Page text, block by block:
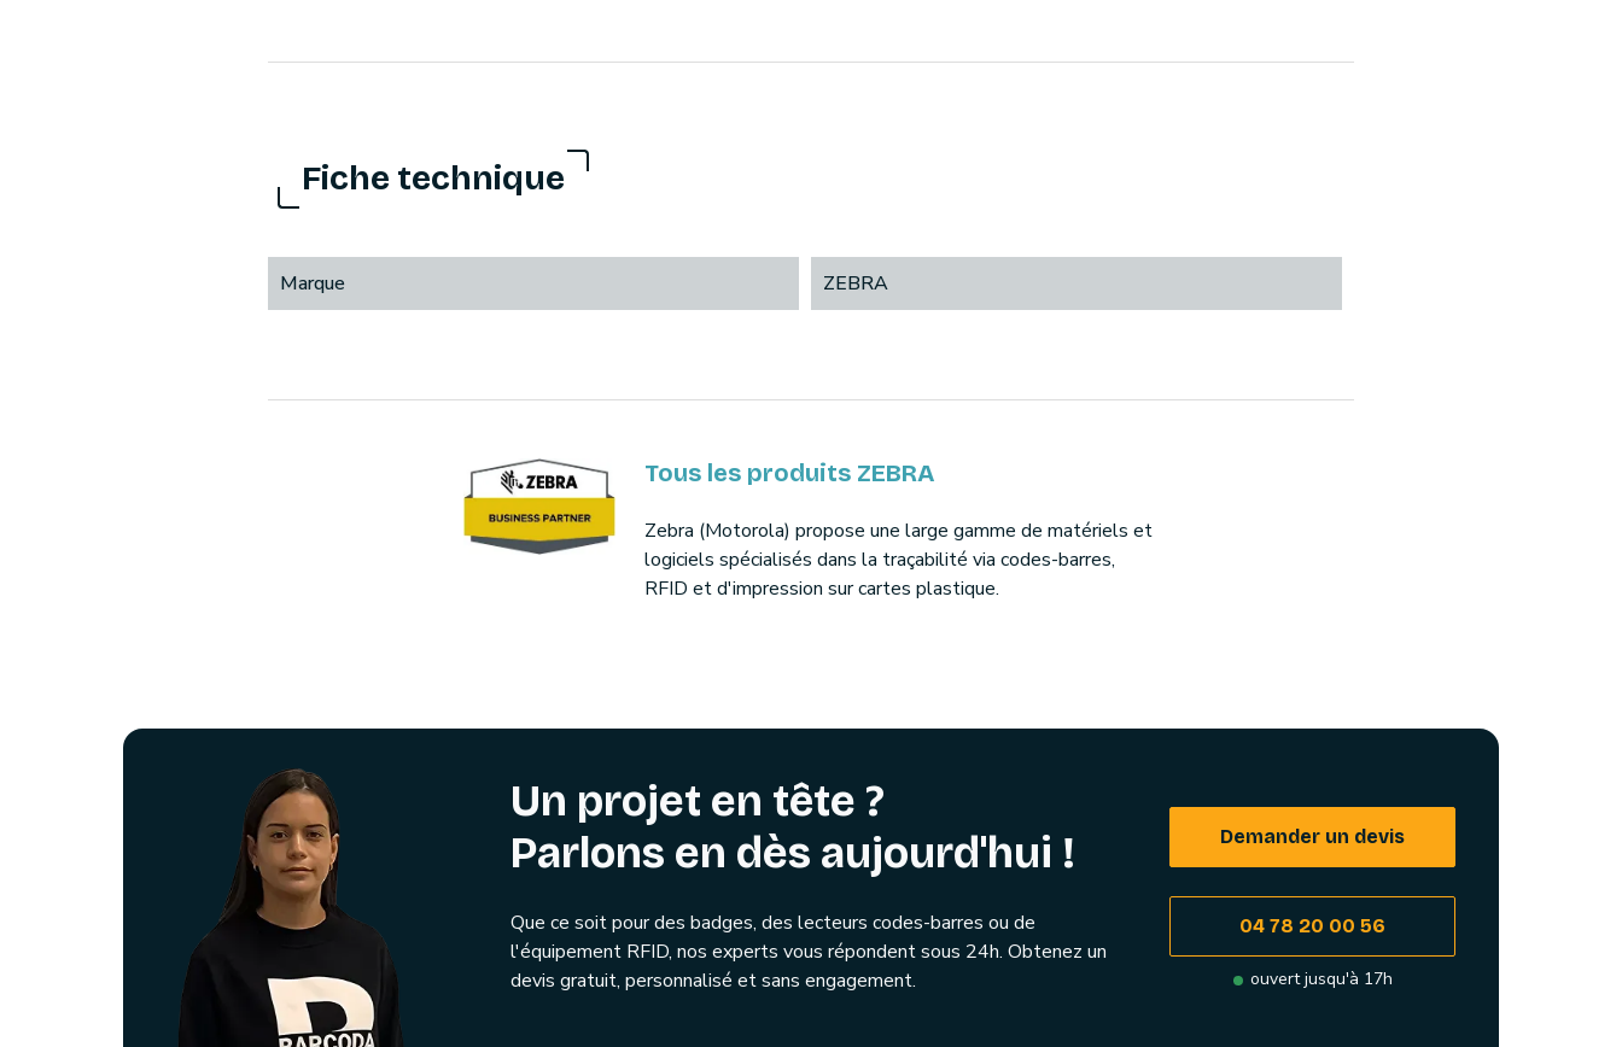
Fiche technique
Marque ZEBRA
Tous les produits ZEBRA
Zebra (Motorola) propose une large gamme de matériels et
logiciels spécialisés dans la traçabilité via codes-barres,
RFID et d'impression sur cartes plastique.
Un projet en tête ?
Parlons en dès aujourd'hui !
Que ce soit pour des badges, des lecteurs codes-barres ou de
l'équipement RFID, nos experts vous répondent sous 24h. Obtenez un
devis gratuit, personnalisé et sans engagement.
Demander un devis
04 78 20 00 56
ouvert jusqu'à 17h